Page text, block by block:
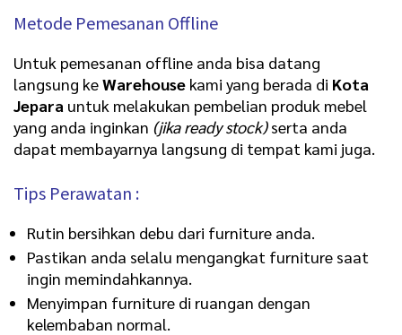
Metode Pemesanan Offline
Untuk pemesanan offline anda bisa datang
langsung keWarehouse kami yang berada di Kota
Jepara untuk melakukan pembelian produk mebel
yang anda inginkan (jika ready stock)serta anda
dapat membayarnya langsung di tempat kami juga.
Tips Perawatan :
Rutin bersihkan debu dari furniture anda.
Pastikan anda selalu mengangkat furniture saat
ingin memindahkannya.
Menyimpan furniture di ruangan dengan
kelembaban normal.